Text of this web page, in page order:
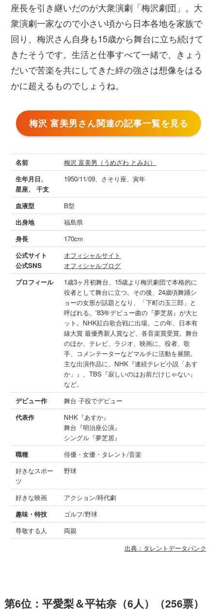
座長を引き継いだのが大衆演劇「梅沢劇団」。大
衆演劇一家なので小さい頃から日本各地を家族で
回り、梅沢さん自身も15歳から舞台に立ち続けて
きたそうです。生活と仕事すべて一緒で、きょう
だいで苦楽を共にしてきた絆の強さは想像をはる
かに超えるものでしょうね。
梅沢 富美男さん関連の記事一覧を見る
名前
梅沢 富美男（うめざわ とみお）
生年月日、
星座、 干支
1950/11/09、さそり座、寅年
血液型
B型
出身地
福島県
身長
170cm
公式サイト
公式SNS
オフィシャルサイト
オフィシャルブログ
プロフィール
1歳3ヶ月初舞台、15歳より梅沢劇団で本格的に
役者として舞台に立つ。その後、24歳頃舞踊シ
ョーの女形が話題となり、「下町の玉三郎」と
呼ばれる。'83年デビュー曲の『夢芝居』が大ヒ
ット。NHK紅白歌合戦に出場。この年、日本有
線大賞 最優秀新人賞など、各音楽賞受賞。舞台
のほか、テレビ、ラジオ、映画に、役者、歌
手、コメンテーターなどマルチに活動を展開。
主な出演作品に、NHK『連続テレビ小説「あす
か」』、TBS『寂しいのはお前だけじゃない』
など。
デビュー作
舞台 子役でデビュー
代表作
NHK『あすか』
舞台『明治座公演』
シングル『夢芝居』
職種
俳優・女優・タレント/音楽
好きなスポー
ツ
野球
好きな映画
アクション/時代劇
趣味・特技
ゴルフ/野球
尊敬する人
両親
出典：タレントデータバンク
第6位：平愛梨＆平祐奈（6人）（256票）